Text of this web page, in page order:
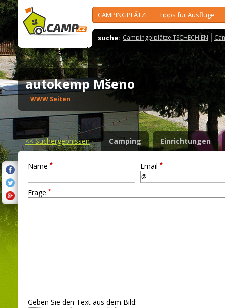
CAMPINGPLÄTZE Tipps für Ausflüge
suche: Campingplplätze TSCHECHIEN
autokemp Mšeno
WWW Seiten
<<Suchergebnissen Camping Einrichtungen
Name * Email *
Frage *
Geben Sie den Text aus dem Bild: